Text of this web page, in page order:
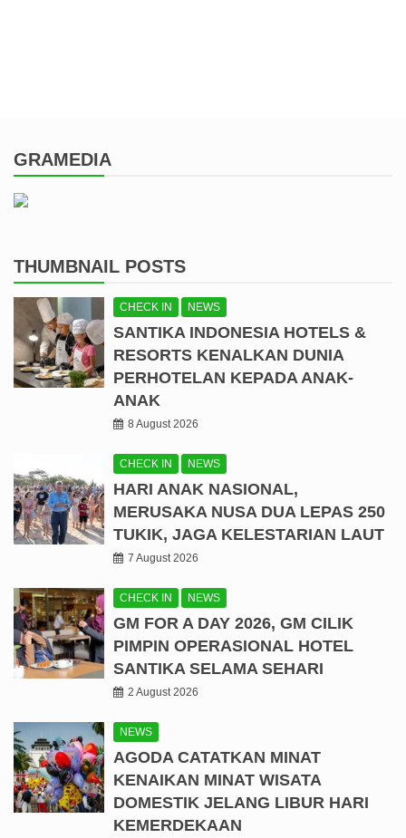
GRAMEDIA
THUMBNAIL POSTS
CHECK IN NEWS
SANTIKA INDONESIA HOTELS &
RESORTS KENALKAN DUNIA
PERHOTELAN KEPADA ANAK-
ANAK
8 August 2026
CHECK IN NEWS
HARI ANAK NASIONAL,
MERUSAKA NUSA DUA LEPAS 250
TUKIK, JAGA KELESTARIAN LAUT
7 August 2026
CHECK IN NEWS
GM FOR A DAY 2026, GM CILIK
PIMPIN OPERASIONAL HOTEL
SANTIKA SELAMA SEHARI
2 August 2026
NEWS
AGODA CATATKAN MINAT
KENAIKAN MINAT WISATA
DOMESTIK JELANG LIBUR HARI
KEMERDEKAAN